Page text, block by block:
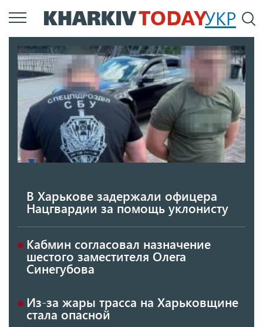
Перейти
к
содержанию
УКР
В Харькове задержали офицера
Нацгвардии за помощь уклонисту
Кабмин согласовал назначение
шестого заместителя Олега
Синегубова
Из-за жары трасса на Харьковщине
стала опасной